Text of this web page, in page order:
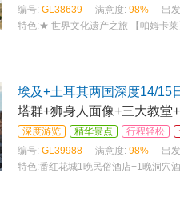
编号: GL38639 满意度: 98%
出
特色:★ 世界文化遗产之旅 【帕姆卡
埃及+土耳其两国深度14/15
塔群+狮身人面像+三大教堂
深度游览 精华景点 行程轻松
编号: GL39988 满意度: 98%
出
特色:番红花城1晚民俗酒店+1晚洞穴